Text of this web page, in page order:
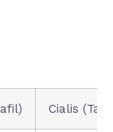
Cialis